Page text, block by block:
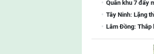
Quân khu 7 đẩy
Tây Ninh: Lặng
Lâm Đồng: Thắp